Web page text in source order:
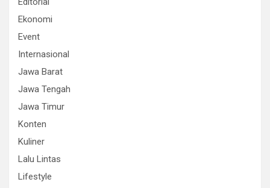
Ekonomi
Event
Internasional
Jawa Barat
Jawa Tengah
Jawa Timur
Konten
Kuliner
Lalu Lintas
Lifestyle